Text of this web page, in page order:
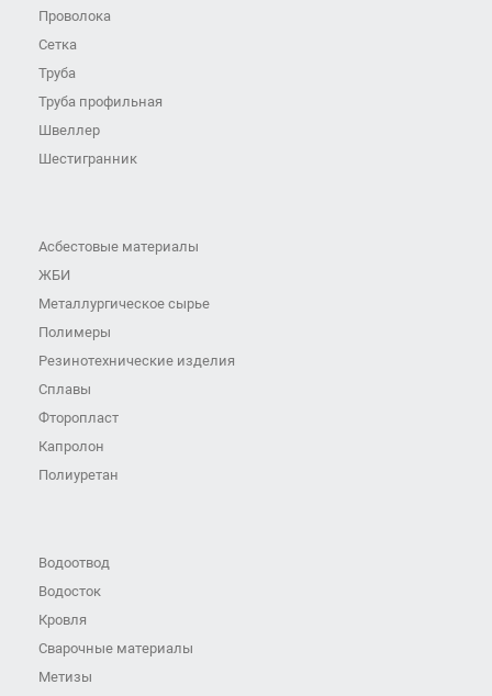
Проволока
Сетка
Труба
Труба профильная
Швеллер
Шестигранник
Асбестовые материалы
ЖБИ
Металлургическое сырье
Полимеры
Резинотехнические изделия
Сплавы
Фторопласт
Капролон
Полиуретан
Водоотвод
Водосток
Кровля
Сварочные материалы
Метизы